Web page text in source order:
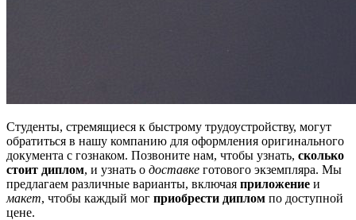
Студенты, стремящиеся к быстрому трудоустройству, могут
обратиться в нашу компанию для оформления оригинального
документа с гознаком. Позвоните нам, чтобы узнать, сколько
стоит диплом, и узнать о доставке готового экземпляра. Мы
предлагаем различные варианты, включая приложение и
макет, чтобы каждый мог приобрести диплом по доступной
цене.